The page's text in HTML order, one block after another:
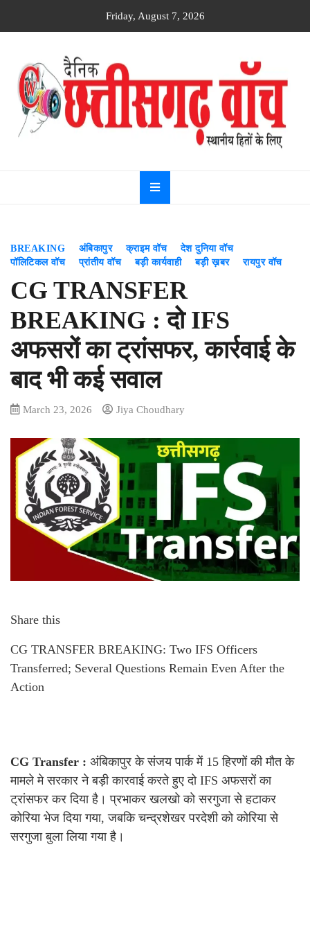
Friday, August 7, 2026
Dainik
Chhattisgarh
watch
BREAKING अंबिकापुर क्राइम वॉच
देश दुनिया वॉच
पॉलिटिकल वॉच
प्रांतीय वॉच बड़ी कार्यवाही बड़ी ख़बर रायपुर वॉच
CG TRANSFER
BREAKING : दो IFS
अफसरों का ट्रांसफर, कार्रवाई के
बाद भी कई सवाल
March 23, 2026 Jiya Choudhary
Share this
CG TRANSFER BREAKING: Two IFS Officers
Transferred; Several Questions Remain Even After the
Action
CG Transfer : अंबिकापुर के संजय पार्क में 15 हिरणों की मौत के
मामले मे सरकार ने बड़ी कारवाई करते हुए दो IFS अफसरों का
ट्रांसफर कर दिया है। प्रभाकर खलखो को सरगुजा से हटाकर
कोरिया भेज दिया गया, जबकि चन्द्रशेखर परदेशी को कोरिया से
सरगुजा बुला लिया गया है।